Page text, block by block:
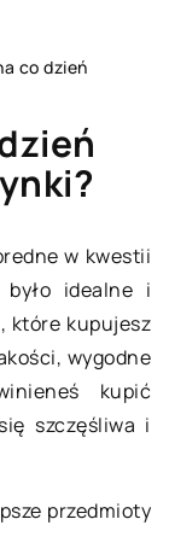
co dzień
w kwestii
idealne i
które kupujesz
wygodne
kupić
szczęśliwa i
przedmioty